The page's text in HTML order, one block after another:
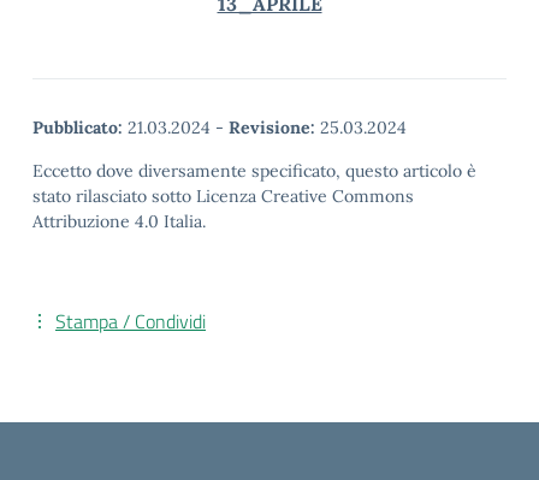
Pubblicato: 21.03.2024 - Revisione: 25.03.2024
Eccetto dove diversamente specificato, questo articolo è
stato rilasciato sotto Licenza Creative Commons
Attribuzione 4.0 Italia.
Stampa / Condividi